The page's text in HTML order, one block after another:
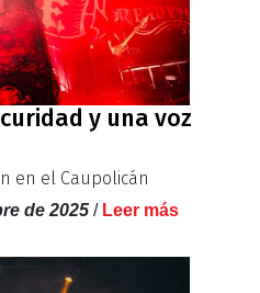
y una voz
en el Caupolicán
de 2025 / Leer más